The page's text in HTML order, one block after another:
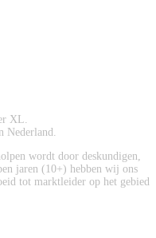
XL.
Nederland.
wordt door deskundigen,
jaren (10+) hebben wij ons
tot marktleider op het gebied